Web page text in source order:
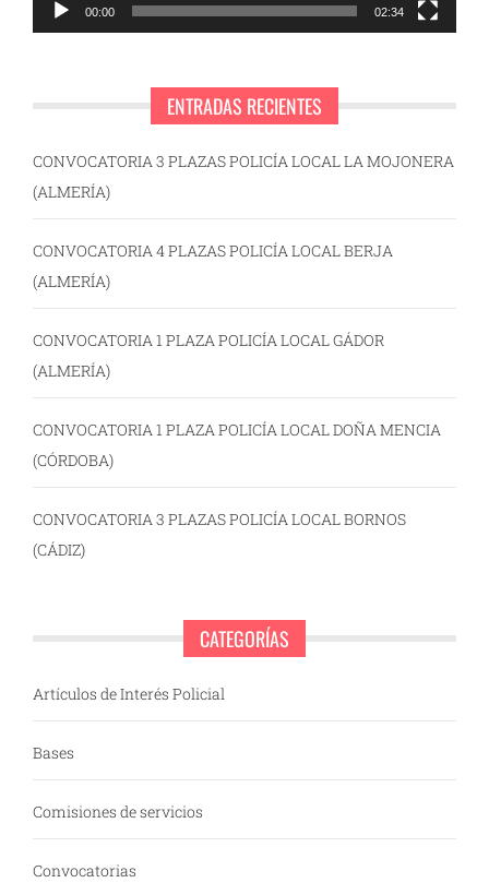
00:00 02:34
ENTRADAS RECIENTES
CONVOCATORIA 3 PLAZAS POLICÍA LOCAL LA MOJONERA
(ALMERÍA)
CONVOCATORIA 4 PLAZAS POLICÍA LOCAL BERJA
(ALMERÍA)
CONVOCATORIA 1 PLAZA POLICÍA LOCAL GÁDOR
(ALMERÍA)
CONVOCATORIA 1 PLAZA POLICÍA LOCAL DOÑA MENCIA
(CÓRDOBA)
CONVOCATORIA 3 PLAZAS POLICÍA LOCAL BORNOS
(CÁDIZ)
CATEGORÍAS
Artículos de Interés Policial
Bases
Comisiones de servicios
Convocatorias